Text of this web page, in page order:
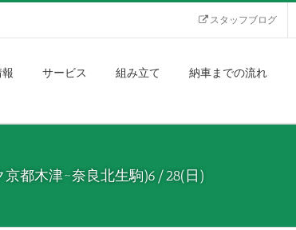
スタッフブログ
サービス 組み立て 納車までの流れ
京都木津~奈良北生駒)6/28(日)